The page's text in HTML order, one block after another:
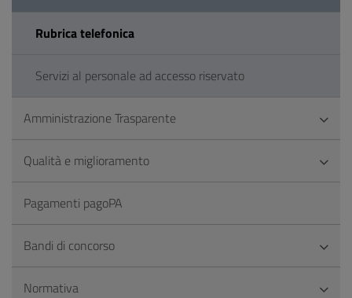
Rubrica telefonica
Servizi al personale ad accesso riservato
Amministrazione Trasparente
Qualità e miglioramento
Pagamenti pagoPA
Bandi di concorso
Normativa